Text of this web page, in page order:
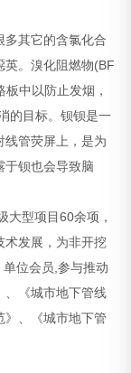
多其它的含氯化合
英。溴化阻燃物(BF
中以防止发烟，
的目标。钡钡是一
线管荧屏上，是为
于钡也会导致脑
大型项目60余项，
术发展，为非开挖
位会员,参与推动
、《城市地下管线
》、《城市地下管